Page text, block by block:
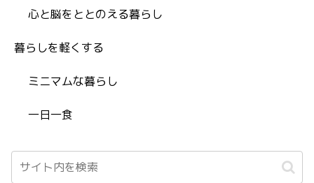
心と脳をととのえる暮らし
暮らしを軽くする
ミニマムな暮らし
一日一食